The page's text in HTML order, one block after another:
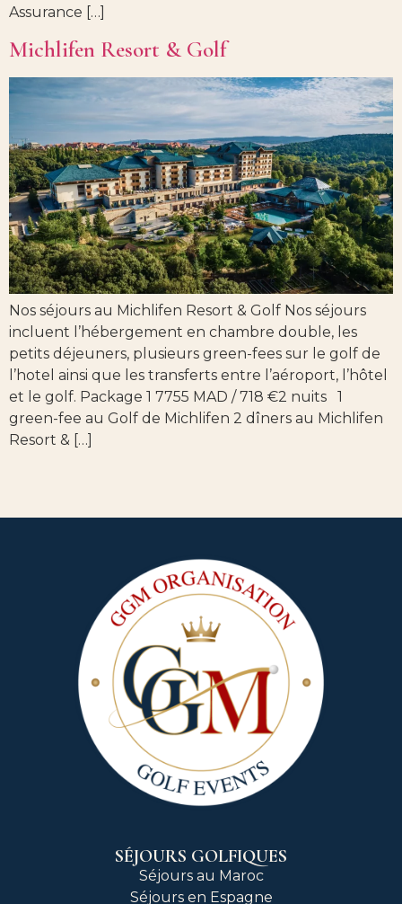
Assurance […]
Michlifen Resort & Golf
Nos séjours au Michlifen Resort & Golf Nos séjours
incluent l’hébergement en chambre double, les
petits déjeuners, plusieurs green-fees sur le golf de
l’hotel ainsi que les transferts entre l’aéroport, l’hôtel
et le golf. Package 1 7755 MAD / 718 €2 nuits 1
green-fee au Golf de Michlifen 2 dîners au Michlifen
Resort & […]
SÉJOURS GOLFIQUES
Séjours au Maroc
Séjours en Espagne